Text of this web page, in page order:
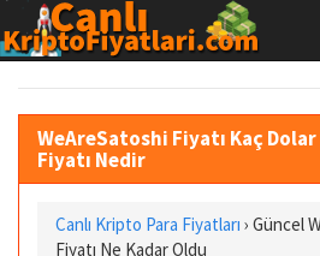
WeAreSatoshi Fiyatı Kaç
Fiyatı Nedir
Canlı Kripto Para Fiyatları › Güncel
Fiyatı Ne Kadar Oldu